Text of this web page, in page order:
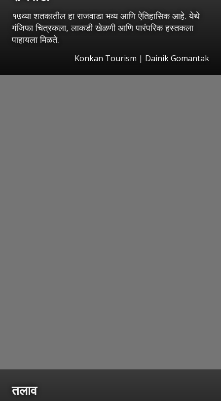
१७व्या शतकातील हा राजवाडा भव्य आणि ऐतिहासिक आहे. येथे
गंजिफा चित्रकला, लाकडी खेळणी आणि पारंपरिक हस्तकला
पाहायला मिळते.
Konkan Tourism | Dainik Gomantak
तलाव